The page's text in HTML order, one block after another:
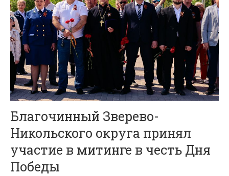
Благочинный Зверево-
Никольского округа принял
участие в митинге в честь Дня
Победы